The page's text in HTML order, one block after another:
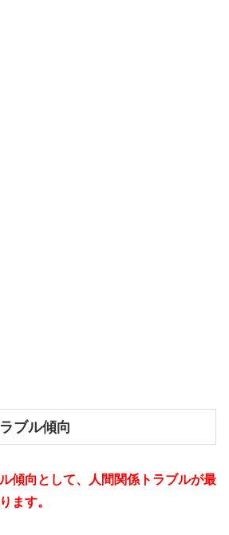
ブル傾向
傾向として、人間関係トラブルが最
ます。